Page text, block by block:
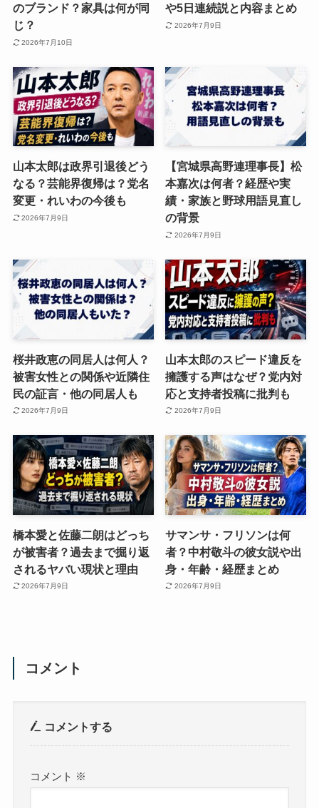
のブランド？家具は何が同
じ？
2026年7月10日
や5日連続説と内容まとめ
2026年7月9日
山本太郎は政界引退後どう
なる？芸能界復帰は？党名
変更・れいわの今後も
2026年7月9日
【宮城県高野連理事長】松
本嘉次は何者？経歴や実
績・家族と野球用語見直し
の背景
2026年7月9日
桜井政恵の同居人は何人？
被害女性との関係や近隣住
民の証言・他の同居人も
2026年7月9日
山本太郎のスピード違反を
擁護する声はなぜ？党内対
応と支持者投稿に批判も
2026年7月9日
橋本愛と佐藤二朗はどっち
が被害者？過去まで掘り返
されるヤバい現状と理由
2026年7月9日
サマンサ・フリソンは何
者？中村敬斗の彼女説や出
身・年齢・経歴まとめ
2026年7月9日
コメント
コメントする
コメント ※